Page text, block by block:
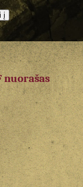
nuorašas